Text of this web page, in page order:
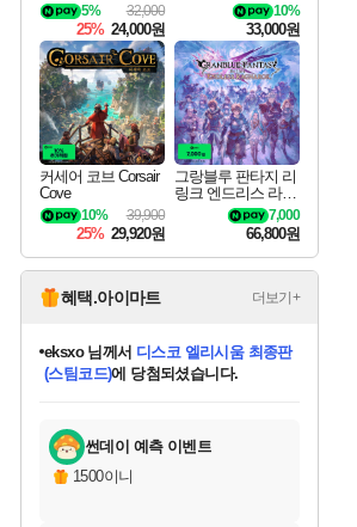
32,000
5%
25% 24,000원
10%
33,000원
커세어 코브 Corsair
Cove
39,900
10%
25% 29,920원
그랑블루 판타지 리
링크 엔드리스 라그
나로크 Granblue Fa
ntasy Relink Endless
7,000
66,800원
혜택.아이마트 더보기+
당첨되셨습니다.
당첨되셨습니다.
eksxo님께서 디스코 엘리시움 최종판
(스팀코드)에 당첨되셨습니다.
당첨되셨습니다.
당첨되셨습니다.
에디션 (스팀코드)를 교환.
당첨되셨습니다.
당첨되셨습니다.
당첨되셨습니다.
당첨되셨습니다.
썬데이 예측 이벤트
1500이니